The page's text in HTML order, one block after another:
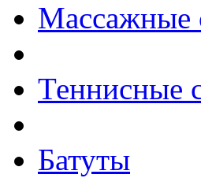
Массажные
Теннисные
Батуты